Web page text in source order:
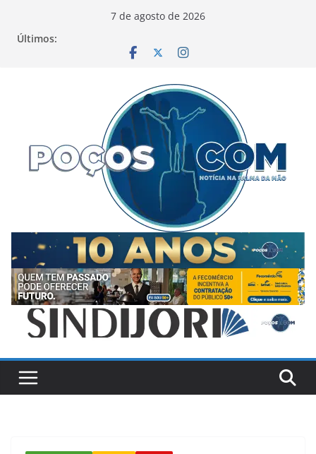
7 de agosto de 2026
Últimos: